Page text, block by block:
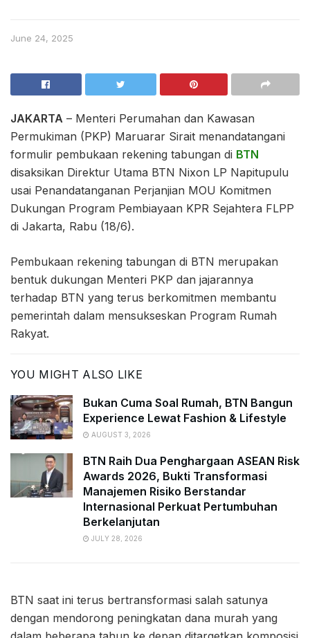
June 24, 2025
JAKARTA – Menteri Perumahan dan Kawasan
Permukiman (PKP) Maruarar Sirait menandatangani
formulir pembukaan rekening tabungan di BTN
disaksikan Direktur Utama BTN Nixon LP Napitupulu
usai Penandatanganan Perjanjian MOU Komitmen
Dukungan Program Pembiayaan KPR Sejahtera FLPP
di Jakarta, Rabu (18/6).
Pembukaan rekening tabungan di BTN merupakan
bentuk dukungan Menteri PKP dan jajarannya
terhadap BTN yang terus berkomitmen membantu
pemerintah dalam mensukseskan Program Rumah
Rakyat.
YOU MIGHT ALSO LIKE
Bukan Cuma Soal Rumah, BTN Bangun
Experience Lewat Fashion & Lifestyle
AUGUST 3, 2026
BTN Raih Dua Penghargaan ASEAN Risk
Awards 2026, Bukti Transformasi
Manajemen Risiko Berstandar
Internasional Perkuat Pertumbuhan
Berkelanjutan
JULY 28, 2026
BTN saat ini terus bertransformasi salah satunya
dengan mendorong peningkatan dana murah yang